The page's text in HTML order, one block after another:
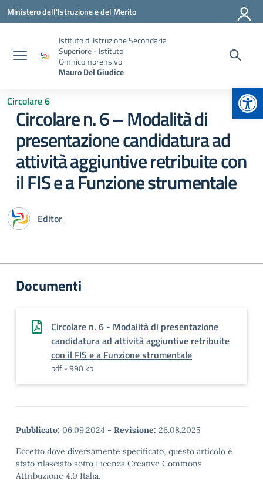
Vai ai contenuti
Vai al menu di navigazione
Vai al footer
Ministero dell'Istruzione e del Merito
Istituto di Istruzione Secondaria
Superiore - Istituto
Omnicomprensivo
Mauro Del Giudice
Circolare 6
Circolare n. 6 – Modalità di
presentazione candidatura ad
attività aggiuntive retribuite con
il FIS e a Funzione strumentale
Editor
Documenti
Circolare n. 6 - Modalità di presentazione
candidatura ad attività aggiuntive retribuite
con il FIS e a Funzione strumentale
pdf - 990 kb
Pubblicato: 06.09.2024 - Revisione: 26.08.2025
Eccetto dove diversamente specificato, questo articolo è
stato rilasciato sotto Licenza Creative Commons
Attribuzione 4.0 Italia.